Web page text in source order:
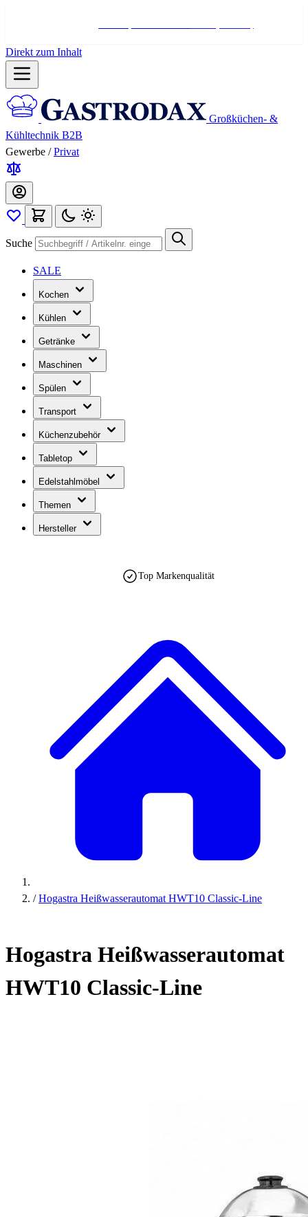
Direkt zum Inhalt
Großküchen- &
Kühltechnik B2B
Gewerbe / Privat
Suche
SALE
Kochen
Kühlen
Getränke
Maschinen
Spülen
Transport
Küchenzubehör
Tabletop
Edelstahlmöbel
Themen
Hersteller
Top Markenqualität
/ Hogastra Heißwasserautomat HWT10 Classic-Line
Hogastra Heißwasserautomat
HWT10 Classic-Line